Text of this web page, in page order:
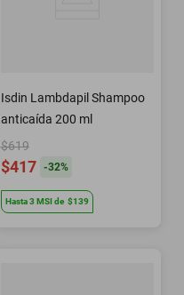
Isdin Lambdapil Shampoo
anticaí­da 200 ml
$619
$417 -32%
Hasta3 MSI de $139